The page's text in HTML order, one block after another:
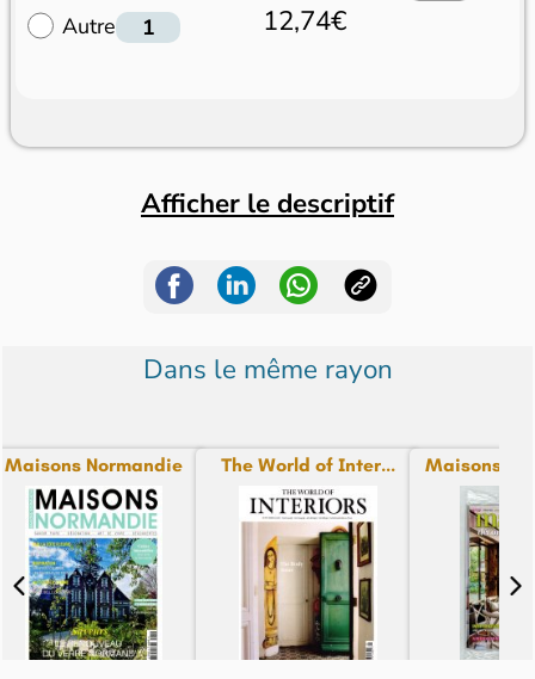
Autre 12,74€
Afficher le descriptif
Dans le même rayon
Maisons Normandie The World of Inter... Maisons